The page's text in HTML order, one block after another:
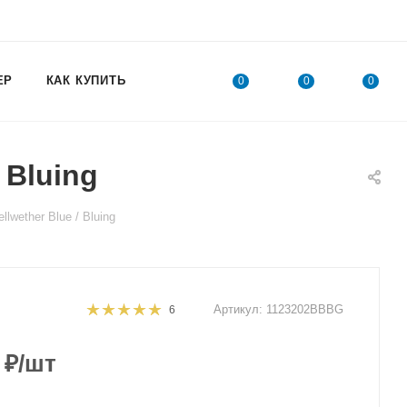
0 0 0
КАК КУПИТЬ
Bluing
Blue / Bluing
6 Артикул: 1123202BBBG
/шт